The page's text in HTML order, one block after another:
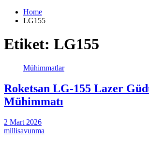
Home
LG155
Etiket: LG155
Mühimmatlar
Roketsan LG-155 Lazer
Mühimmatı
2 Mart 2026
millisavunma